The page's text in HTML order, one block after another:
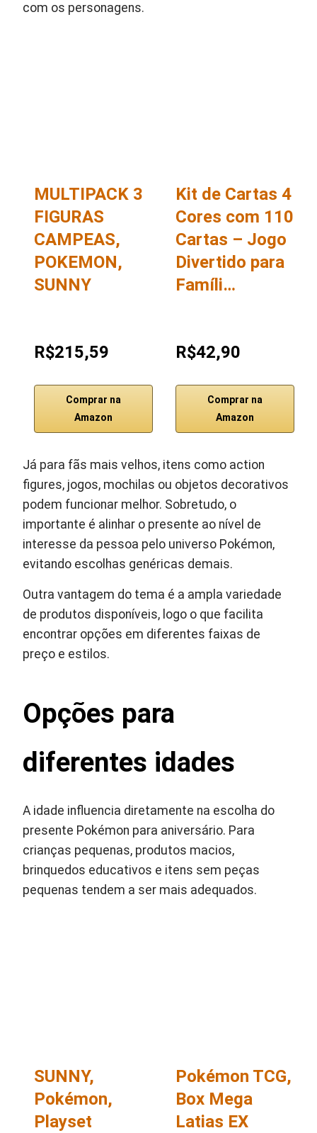
com os personagens.
MULTIPACK 3
FIGURAS
CAMPEAS,
POKEMON,
SUNNY
R$215,59
Comprar na
Amazon
Kit de Cartas 4
Cores com 110
Cartas – Jogo
Divertido para
Famíli…
R$42,90
Comprar na
Amazon
Já para fãs mais velhos, itens como action
figures, jogos, mochilas ou objetos decorativos
podem funcionar melhor. Sobretudo, o
importante é alinhar o presente ao nível de
interesse da pessoa pelo universo Pokémon,
evitando escolhas genéricas demais.
Outra vantagem do tema é a ampla variedade
de produtos disponíveis, logo o que facilita
encontrar opções em diferentes faixas de
preço e estilos.
Opções para
diferentes idades
A idade influencia diretamente na escolha do
presente Pokémon para aniversário. Para
crianças pequenas, produtos macios,
brinquedos educativos e itens sem peças
pequenas tendem a ser mais adequados.
SUNNY,
Pokémon,
Playset
Pokémon TCG,
Box Mega
Latias EX